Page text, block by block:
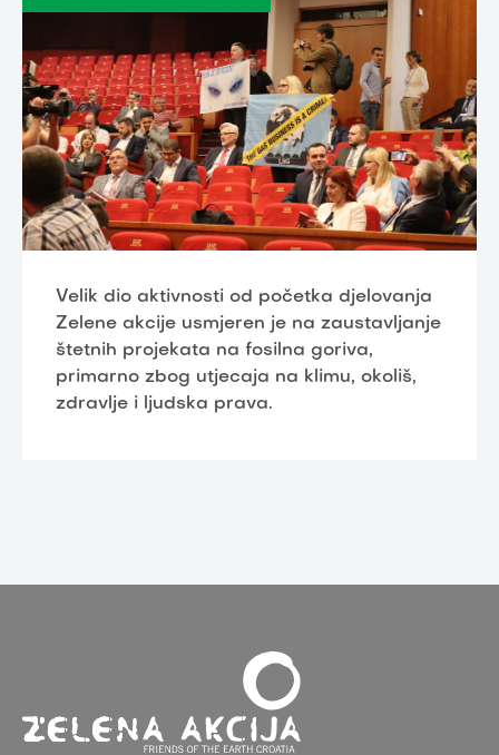
Velik dio aktivnosti od početka djelovanja
Zelene akcije usmjeren je na zaustavljanje
štetnih projekata na fosilna goriva,
primarno zbog utjecaja na klimu, okoliš,
zdravlje i ljudska prava.